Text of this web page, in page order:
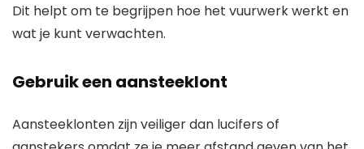
Dit helpt om te begrijpen hoe het vuurwerk werkt en
wat je kunt verwachten.
Gebruik een aansteeklont
Aansteeklonten zijn veiliger dan lucifers of